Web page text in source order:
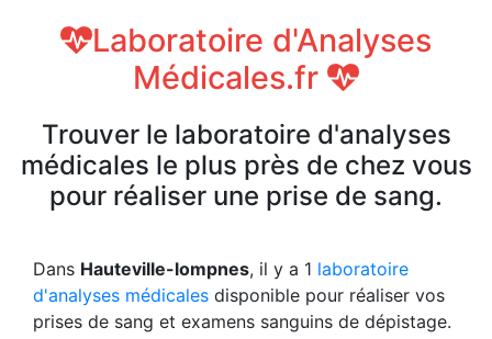
Laboratoire d'Analyses
Médicales.fr
Trouver le laboratoire d'analyses
médicales le plus près de chez vous
pour réaliser une prise de sang.
Dans Hauteville-lompnes, il y a 1 laboratoire
d'analyses médicales disponible pour réaliser vos
prises de sang et examens sanguins de dépistage.